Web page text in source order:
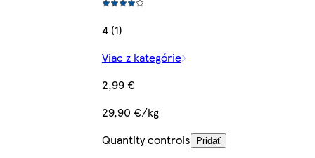
4 (1)
Viac z kategórie
2,99 €
29,90 €/kg
Quantity controls
Pridať